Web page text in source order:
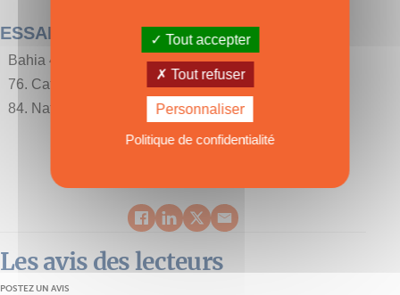
ESSAIS
Bahia 46
76. Catana 70 - La maîtrise du petit temps
84. Native 38 - Le trimaran de retour du futur
Les avis des lecteurs
POSTEZ UN AVIS
Tout accepter
Tout refuser
Personnaliser
Politique de confidentialité